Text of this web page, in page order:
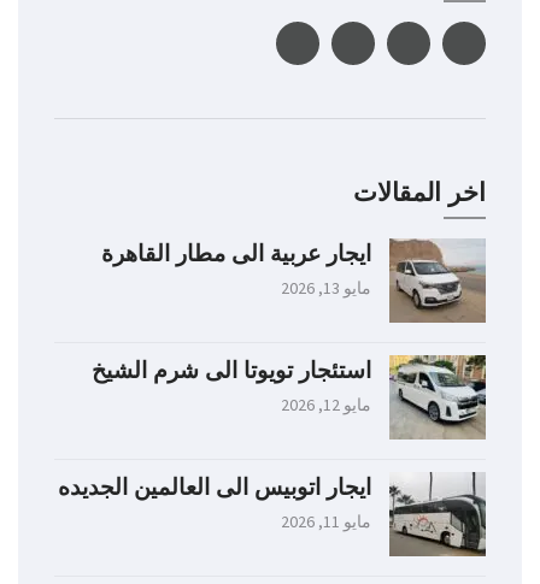
اخر المقالات
ايجار عربية الى مطار القاهرة
مايو 13, 2026
استئجار تويوتا الى شرم الشيخ
مايو 12, 2026
ايجار اتوبيس الى العالمين الجديده
مايو 11, 2026